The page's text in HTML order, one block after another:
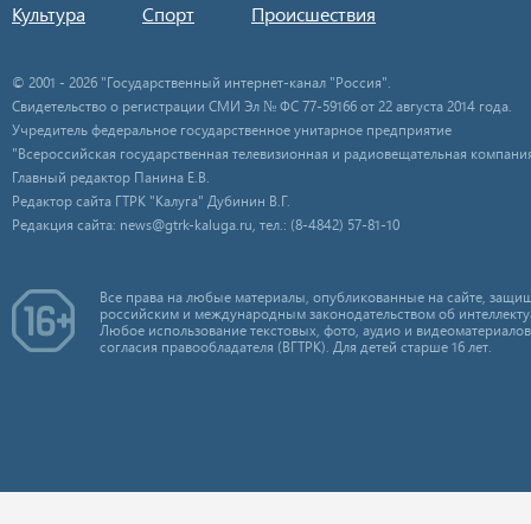
Культура
Спорт Происшествия
© 2001 - 2026 "Государственный интернет-канал "Россия".
Свидетельство о регистрации СМИ Эл № ФС 77-59166 от 22 августа 2014 года.
Учредитель федеральное государственное унитарное предприятие
"Всероссийская государственная телевизионная и радиовещательная
Главный редактор Панина Е.В.
Редактор сайта ГТРК "Калуга" Дубинин В.Г.
Редакция сайта: news@gtrk-kaluga.ru, тел.: (8-4842) 57-81-10
Все права на любые материалы, опубликованные на сайте,
российским и международным законодательством об
Любое использование текстовых, фото, аудио и
согласия правообладателя (ВГТРК). Для детей старше 16 лет.